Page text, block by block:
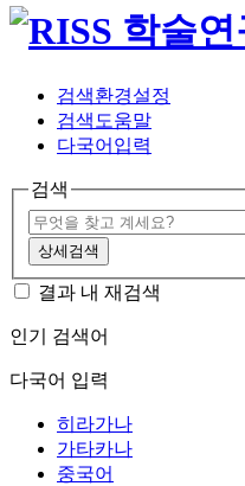
검색환경설정
검색도움말
다국어입력
검색
상세검색
결과 내 재검색
인기 검색어
다국어 입력
히라가나
가타카나
중국어